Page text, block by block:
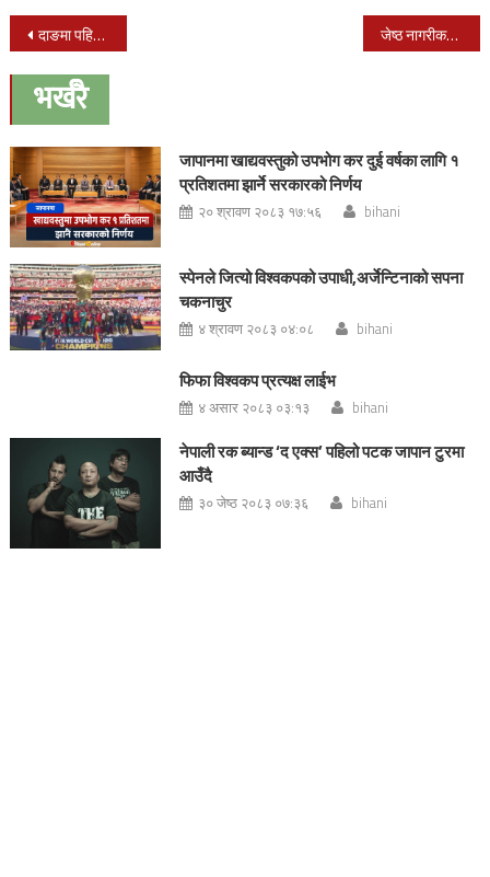
Post
navigation
दाङमा पहिलोपटक मिस एसइइ हुने जेष्ठ नागरीकहरूलाई सम्मन कार्यक्रम सम्पन्न
भर्खरै
जापानमा खाद्यवस्तुको उपभोग कर दुई वर्षका लागि १
प्रतिशतमा झार्ने सरकारको निर्णय
२० श्रावण २०८३ १७:५६ bihani
स्पेनले जित्यो विश्वकपको उपाधी,अर्जेन्टिनाको सपना
चकनाचुर
४ श्रावण २०८३ ०४:०८ bihani
फिफा विश्वकप प्रत्यक्ष लाईभ
४ असार २०८३ ०३:१३ bihani
नेपाली रक ब्यान्ड ‘द एक्स’ पहिलो पटक जापान टुरमा
आउँदै
३० जेष्ठ २०८३ ०७:३६ bihani